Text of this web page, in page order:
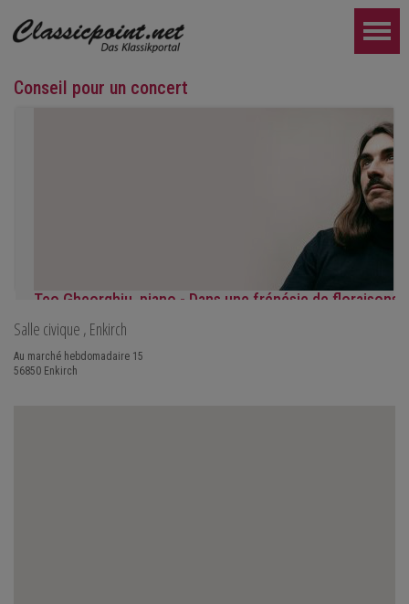
Conseil pour un concert
Teo Gheorghiu, piano - Dans une frénésie de floraisons
Récital de piano
le samedi 29 août 2026 à 17h30 à l'Hôtel Restaurant Hammer
PLUS LOIN...
Salle civique , Enkirch
Au marché hebdomadaire 15
56850 Enkirch